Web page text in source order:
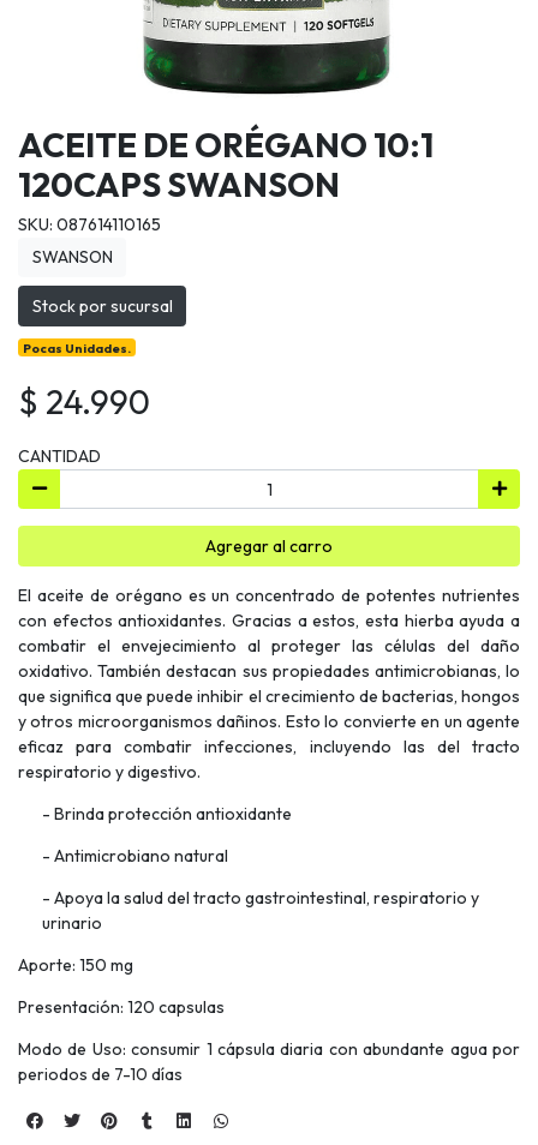
ACEITE DE ORÉGANO 10:1
120CAPS SWANSON
SKU: 087614110165
SWANSON
Stock por sucursal
Pocas Unidades.
$ 24.990
CANTIDAD
Agregar al carro
El aceite de orégano es un concentrado de potentes nutrientes
con efectos antioxidantes. Gracias a estos, esta hierba ayuda a
combatir el envejecimiento al proteger las células del daño
oxidativo. También destacan sus propiedades antimicrobianas, lo
que significa que puede inhibir el crecimiento de bacterias, hongos
y otros microorganismos dañinos. Esto lo convierte en un agente
eficaz para combatir infecciones, incluyendo las del tracto
respiratorio y digestivo.
- Brinda protección antioxidante
- Antimicrobiano natural
- Apoya la salud del tracto gastrointestinal, respiratorio y
urinario
Aporte: 150 mg
Presentación: 120 capsulas
Modo de Uso: consumir 1 cápsula diaria con abundante agua por
periodos de 7-10 días